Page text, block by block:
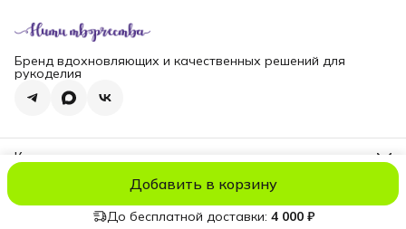
Добавить в корзину
До бесплатной доставки: 4 000 ₽
Бренд вдохновляющих и качественных решений для
рукоделия
Контакты
Эл. почта
nititv@yandex.ru
© niti_liveОплатаДоставкаПравила возвратаРеквизиты